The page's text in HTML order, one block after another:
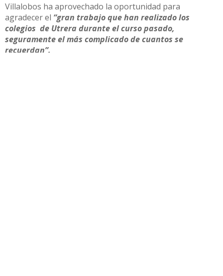
Villalobos ha aprovechado la oportunidad para
agradecer el “gran trabajo que han realizado los
colegios de Utrera durante el curso pasado,
seguramente el más complicado de cuantos se
recuerdan”.